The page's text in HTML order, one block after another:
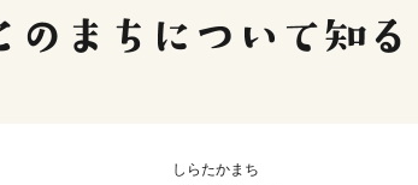
しらたかまち